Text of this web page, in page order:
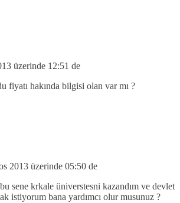
üzerinde 12:51 de
fiyatı hakında bilgisi olan var mı ?
2013 üzerinde 05:50 de
sene krkale üniverstesni kazandım ve devlet
istiyorum bana yardımcı olur musunuz ?